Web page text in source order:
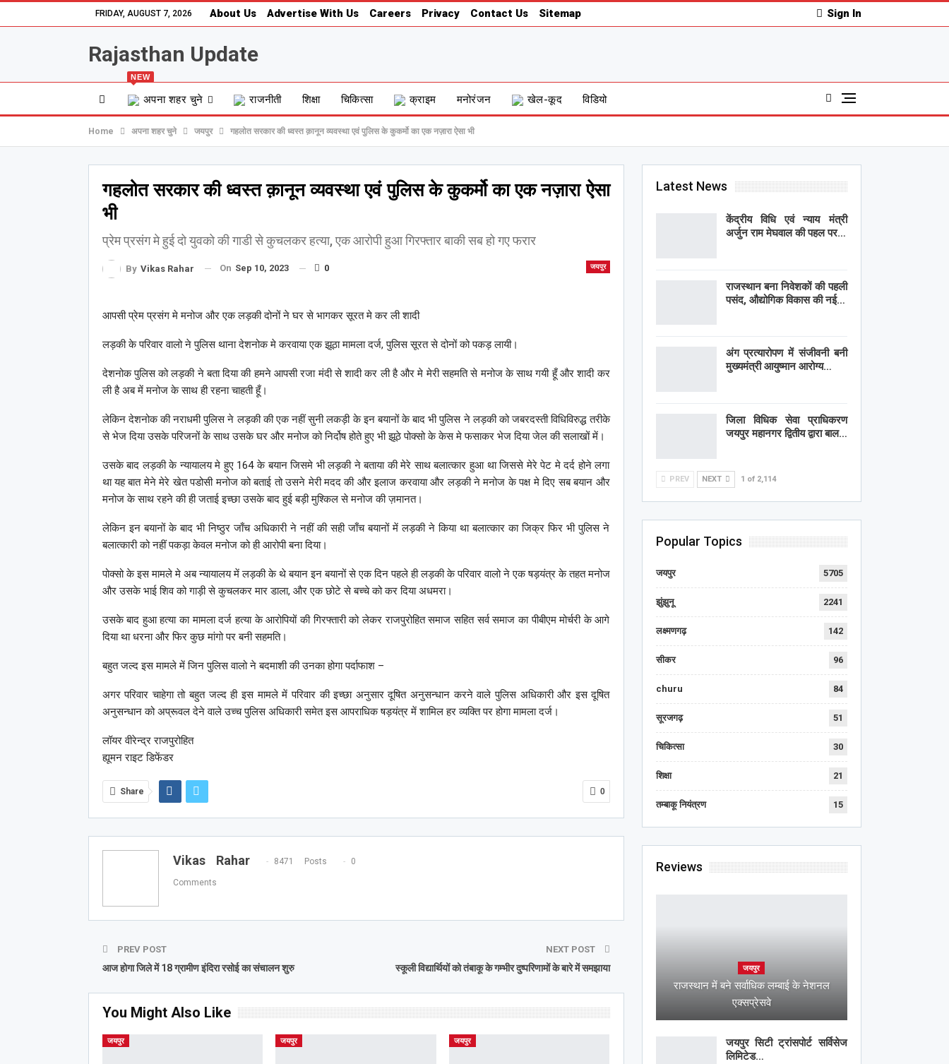
Sign In
FRIDAY, AUGUST 7, 2026 About Us Advertise With Us Careers Privacy Contact Us Sitemap
Rajasthan Update
अपना शहर चुने
NEW
राजनीती शिक्षा चिकित्सा क्राइम मनोरंजन खेल-कूद विडियो
Home अपना शहर चुने जयपुर गहलोत सरकार की ध्वस्त क़ानून व्यवस्था एवं पुलिस के कुकर्मो का एक नज़ारा ऐसा भी
गहलोत सरकार की ध्वस्त क़ानून व्यवस्था एवं पुलिस के कुकर्मो का एक नज़ारा ऐसा
भी
प्रेम प्रसंग मे हुई दो युवको की गाडी से कुचलकर हत्या, एक आरोपी हुआ गिरफ्तार बाकी सब हो गए फरार
जयपुर
By Vikas Rahar On Sep 10, 2023 0
आपसी प्रेम प्रसंग मे मनोज और एक लड़की दोनों ने घर से भागकर सूरत मे कर ली शादी
लड़की के परिवार वालो ने पुलिस थाना देशनोक मे करवाया एक झूठा मामला दर्ज, पुलिस सूरत से दोनों को पकड़ लायी।
देशनोक पुलिस को लड़की ने बता दिया की हमने आपसी रजा मंदी से शादी कर ली है और मे मेरी सहमति से मनोज के साथ गयी हूँ और शादी कर
ली है अब में मनोज के साथ ही रहना चाहती हूँ।
लेकिन देशनोक की नराधमी पुलिस ने लड़की की एक नहीं सुनी लकड़ी के इन बयानों के बाद भी पुलिस ने लड़की को जबरदस्ती विधिविरुद्ध तरीके
से भेज दिया उसके परिजनों के साथ उसके घर और मनोज को निर्दोष होते हुए भी झूठे पोक्सो के केस मे फसाकर भेज दिया जेल की सलाखों में।
उसके बाद लड़की के न्यायालय मे हुए 164 के बयान जिसमे भी लड़की ने बताया की मेरे साथ बलात्कार हुआ था जिससे मेरे पेट मे दर्द होने लगा
था यह बात मेने मेरे खेत पडोसी मनोज को बताई तो उसने मेरी मदद की और इलाज करवाया और लड़की ने मनोज के पक्ष मे दिए सब बयान और
मनोज के साथ रहने की ही जताई इच्छा उसके बाद हुई बड़ी मुश्किल से मनोज की ज़मानत।
लेकिन इन बयानों के बाद भी निष्ठुर जाँच अधिकारी ने नहीं की सही जाँच बयानों में लड़की ने किया था बलात्कार का जिक्र फिर भी पुलिस ने
बलात्कारी को नहीं पकड़ा केवल मनोज को ही आरोपी बना दिया।
पोक्सो के इस मामले मे अब न्यायालय में लड़की के थे बयान इन बयानों से एक दिन पहले ही लड़की के परिवार वालो ने एक षड़यंत्र के तहत मनोज
और उसके भाई शिव को गाड़ी से कुचलकर मार डाला, और एक छोटे से बच्चे को कर दिया अधमरा।
उसके बाद हुआ हत्या का मामला दर्ज हत्या के आरोपियों की गिरफ्तारी को लेकर राजपुरोहित समाज सहित सर्व समाज का पीबीएम मोर्चरी के आगे
दिया था धरना और फिर कुछ मांगो पर बनी सहमति।
बहुत जल्द इस मामले में जिन पुलिस वालो ने बदमाशी की उनका होगा पर्दाफाश –
अगर परिवार चाहेगा तो बहुत जल्द ही इस मामले में परिवार की इच्छा अनुसार दूषित अनुसन्धान करने वाले पुलिस अधिकारी और इस दूषित
अनुसन्धान को अप्रूवल देने वाले उच्च पुलिस अधिकारी समेत इस आपराधिक षड़यंत्र में शामिल हर व्यक्ति पर होगा मामला दर्ज।
लॉयर वीरेन्द्र राजपुरोहित
ह्यूमन राइट डिफेंडर
0
Share
Vikas Rahar 8471 Posts 0
Comments
PREV POST
आज होगा जिले में 18 ग्रामीण इंदिरा रसोई का संचालन शुरु
NEXT POST
स्कूली विद्यार्थियों को तंबाकू के गम्भीर दुष्परिणामों के बारे में समझाया
You Might Also Like
जयपुर जयपुर जयपुर
Latest News
केंद्रीय विधि एवं न्याय मंत्री
अर्जुन राम मेघवाल की पहल पर…
राजस्थान बना निवेशकों की पहली
पसंद, औद्योगिक विकास की नई…
अंग प्रत्यारोपण में संजीवनी बनी
मुख्यमंत्री आयुष्मान आरोग्य…
जिला विधिक सेवा प्राधिकरण
जयपुर महानगर द्वितीय द्वारा बाल…
PREV NEXT 1 of 2,114
Popular Topics
जयपुर 5705
झुंझुनू 2241
लक्ष्मणगढ़ 142
सीकर 96
churu 84
सूरजगढ़ 51
चिकित्सा 30
शिक्षा 21
तम्बाकू नियंत्रण 15
Reviews
जयपुर
राजस्थान में बने सर्वाधिक लम्बाई के नेशनल
एक्सप्रेसवे
जयपुर सिटी ट्रांसपोर्ट सर्विसेज
लिमिटेड…